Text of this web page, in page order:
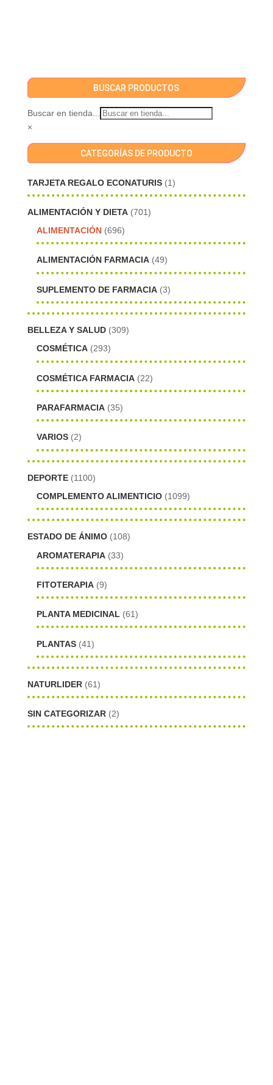
BUSCAR PRODUCTOS
Buscar en tienda...
×
CATEGORÍAS DE PRODUCTO
TARJETA REGALO ECONATURIS (1)
ALIMENTACIÓN Y DIETA (701)
ALIMENTACIÓN (696)
ALIMENTACIÓN FARMACIA (49)
SUPLEMENTO DE FARMACIA (3)
BELLEZA Y SALUD (309)
COSMÉTICA (293)
COSMÉTICA FARMACIA (22)
PARAFARMACIA (35)
VARIOS (2)
DEPORTE (1100)
COMPLEMENTO ALIMENTICIO (1099)
ESTADO DE ÁNIMO (108)
AROMATERAPIA (33)
FITOTERAPIA (9)
PLANTA MEDICINAL (61)
PLANTAS (41)
NATURLIDER (61)
SIN CATEGORIZAR (2)